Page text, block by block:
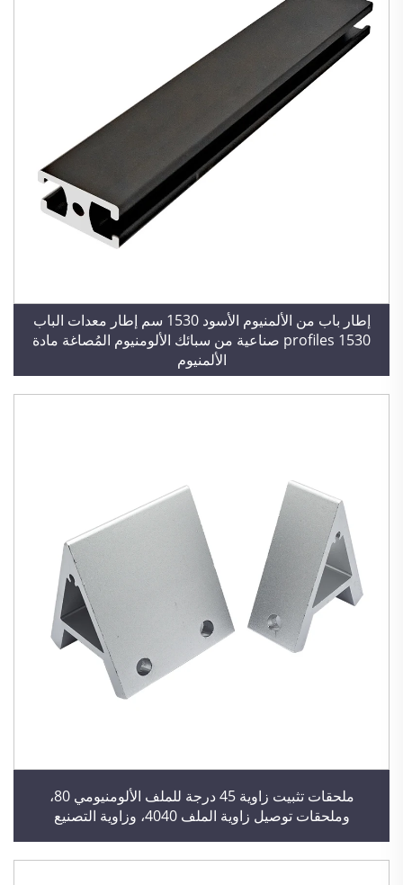
إطار باب من الألمنيوم الأسود 1530 سم إطار معدات الباب
1530 profiles صناعية من سبائك الألومنيوم المُصاغة مادة
الألمنيوم
ملحقات تثبيت زاوية 45 درجة للملف الألومنيومي 80،
وملحقات توصيل زاوية الملف 4040، وزاوية التصنيع